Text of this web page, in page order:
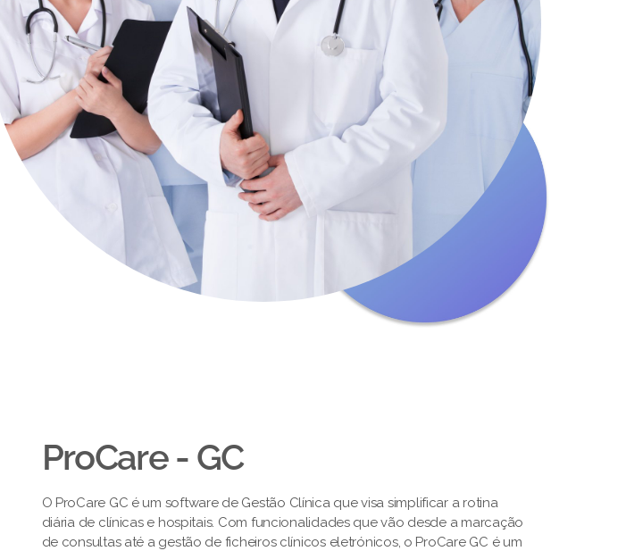
ProCare - GC
O ProCare GC é um software de Gestão Clínica que visa simplificar a rotina
diária de clínicas e hospitais. Com funcionalidades que vão desde a marcação
de consultas até a gestão de ficheiros clínicos eletrónicos, o ProCare GC é um